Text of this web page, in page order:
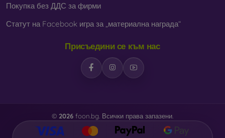
Покупка без ДДС за фирми
Статут на Facebook игра за „материална награда“
Присъедини се към нас
© 2026 foon.bg. Всички права запазени.